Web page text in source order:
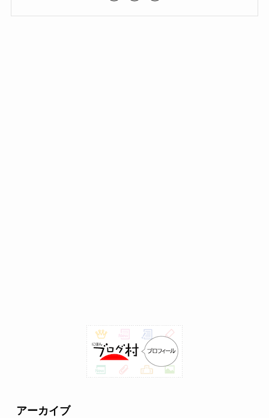
アーカイブ